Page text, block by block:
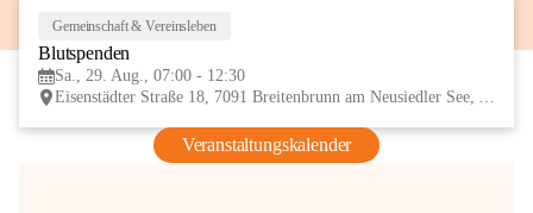
Gemeinschaft & Vereinsleben
Blutspenden
Sa., 29. Aug., 07:00 - 12:30
Eisenstädter Straße 18, 7091 Breitenbrunn am Neusiedler See, AUT
Veranstaltungskalender